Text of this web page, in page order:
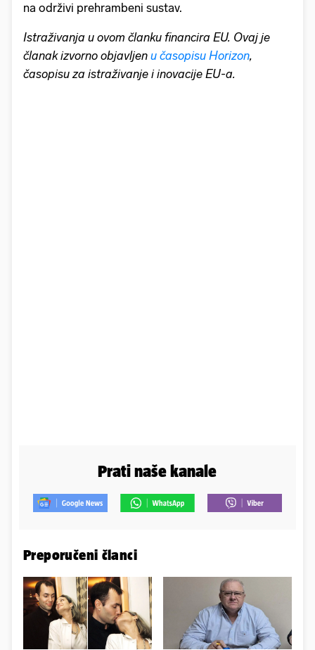
na održivi prehrambeni sustav.
Istraživanja u ovom članku financira EU. Ovaj je
članak izvorno objavljen u časopisu Horizon,
časopisu za istraživanje i inovacije EU-a.
Prati naše kanale
Preporučeni članci